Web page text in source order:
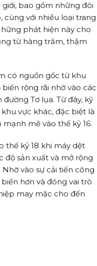
bao gồm những đôi
cùng với nhiều loại trang
phát hiện này cho
từ hàng trăm, thậm
có nguồn gốc từ khu
rộng rãi nhờ vào các
Tơ lụa. Từ đây, kỹ
vực khác, đặc biệt là
mẽ vào thế kỷ 16.
thế kỷ 18 khi máy dệt
sản xuất và mở rộng
vào sự cải tiến công
hơn và đóng vai trò
may mặc cho đến